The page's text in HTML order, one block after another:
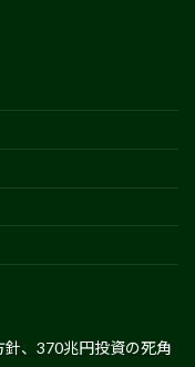
、370兆円投資の死角